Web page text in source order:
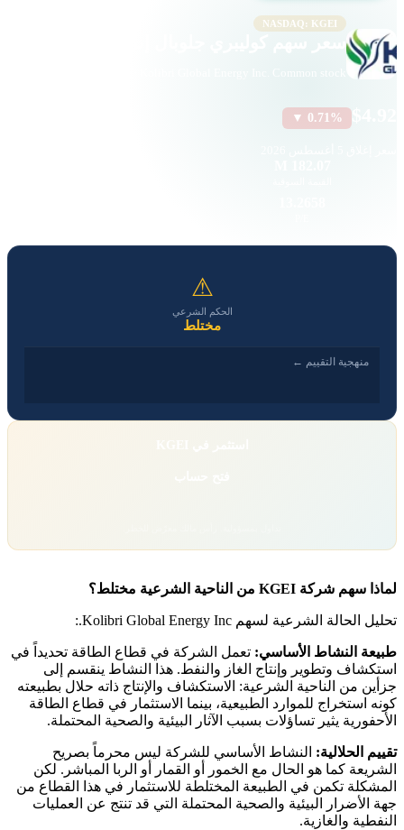
NASDAQ: KGEI
سعر سهم كوليبري جلوبال إنرجي (KGEI)
▼ 0.71%
⚠
الحكم الشرعي
مختلط
منهجية التقييم ←
لماذا سهم شركة KGEI من الناحية الشرعية مختلط؟
تحليل الحالة الشرعية لسهم Kolibri Global Energy Inc.:
طبيعة النشاط الأساسي:تعمل الشركة في قطاع الطاقة تحديداً في
استكشاف وتطوير وإنتاج الغاز والنفط. هذا النشاط ينقسم إلى
جزأين من الناحية الشرعية: الاستكشاف والإنتاج ذاته حلال بطبيعته
كونه استخراج للموارد الطبيعية، بينما الاستثمار في قطاع الطاقة
الأحفورية يثير تساؤلات بسبب الآثار البيئية والصحية المحتملة.
تقييم الحلالية:النشاط الأساسي للشركة ليس محرماً بصريح
الشريعة كما هو الحال مع الخمور أو القمار أو الربا المباشر. لكن
المشكلة تكمن في الطبيعة المختلطة للاستثمار في هذا القطاع من
جهة الأضرار البيئية والصحية المحتملة التي قد تنتج عن العمليات
النفطية والغازية.